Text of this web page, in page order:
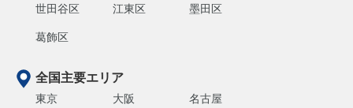
世田谷区 江東区 墨田区
葛飾区
全国主要エリア
東京 大阪 名古屋